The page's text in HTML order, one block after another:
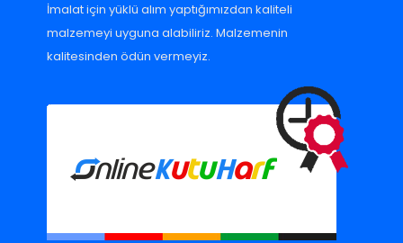
İmalat için yüklü alım yaptığımızdan kaliteli
malzemeyi uyguna alabiliriz. Malzemenin
kalitesinden ödün vermeyiz.